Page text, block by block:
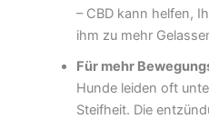
– CBD kann helfen,
ihm zu mehr
Für mehr
Hunde leiden oft
Steifheit. Die